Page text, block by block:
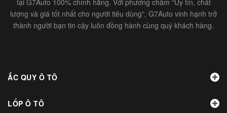
tại G7Auto 100% chính hãng. Với phương châm “Uy tín, chất
lượng và giá tốt nhất cho người tiêu dùng”, G7Auto vinh hạnh trở
thành người bạn tin cậy luôn đồng hành cùng quý khách hàng.
ẮC QUY Ô TÔ
LỐP Ô TÔ